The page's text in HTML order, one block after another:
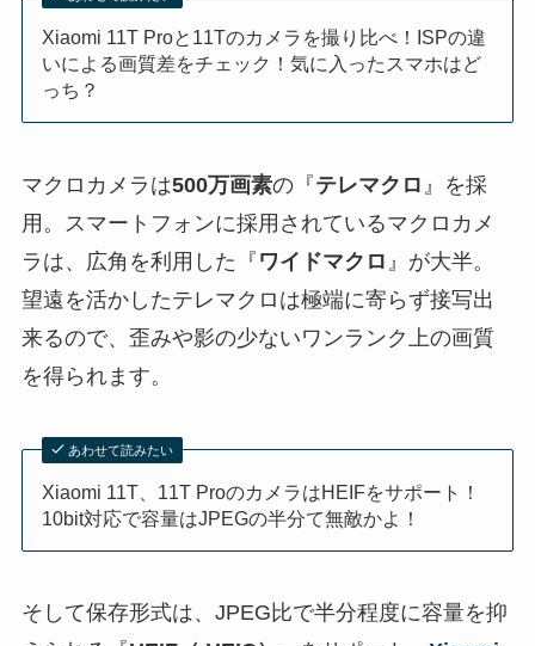
Xiaomi 11T Proと11Tのカメラを撮り比べ！ISPの違
いによる画質差をチェック！気に入ったスマホはど
っち？
マクロカメラは500万画素の『テレマクロ 』を採
用。スマートフォンに採用されているマクロカメ
ラは、広角を利用した『 ワイドマクロ 』が大半。
望遠を活かしたテレマクロは極端に寄らず接写出
来るので、歪みや影の少ないワンランク上の画質
を得られます。
あわせて読みたい
Xiaomi 11T、11T ProのカメラはHEIFをサポート！
10bit対応で容量はJPEGの半分て無敵かよ！
そして保存形式は、JPEG比で半分程度に容量を抑